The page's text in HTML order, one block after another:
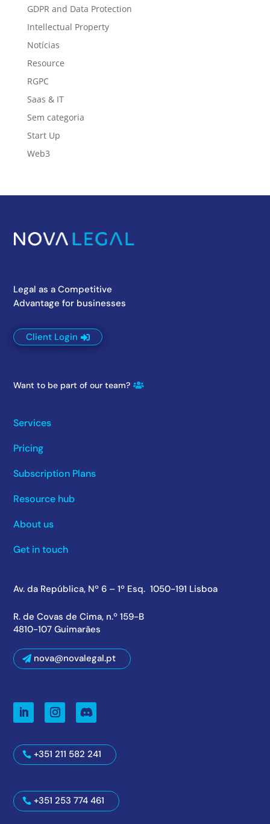
GDPR and Data Protection
Intellectual Property
Notícias
Resource
RGPC
Saas & IT
Sem categoria
Start Up
Web3
Legal as a Competitive
Advantage for businesses
Client Login
Want to be part of our team?
Services
Pricing
Subscription Plans
Resource hub
About us
Get in touch
Av. da República, Nº 6 – 1º Esq. 1050-191 Lisboa
R. de Covas de Cima, n.º 159-B
4810-107 Guimarães
nova@novalegal.pt
+351 211 582 241
+351 253 774 461